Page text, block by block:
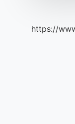
https://